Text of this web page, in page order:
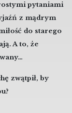
pytaniami
z mądrym
do starego
A to, że
zwątpił, by